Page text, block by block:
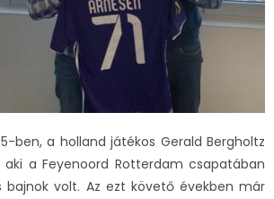
ben, a holland játékos Gerald Bergholtz
a Feyenoord Rotterdam csapatában
bajnok volt. Az ezt követő években már